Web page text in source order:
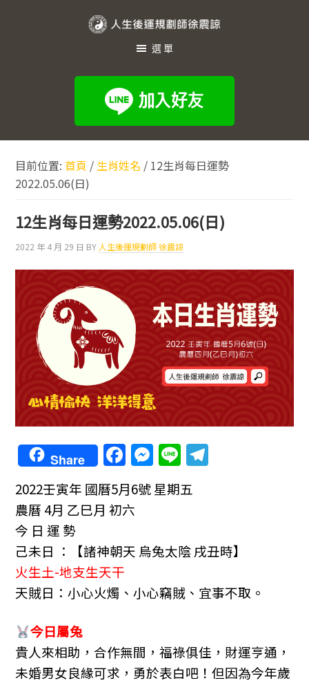
規
師
徐
震
諒
選單
目前位置:首頁 / 生肖姓名 / 12生肖每日運勢
2022.05.06(日)
12生肖每日運勢2022.05.06(日)
2022 年 4 月 29 日 BY 人生後運規劃師 徐震諒
Share F
a
c
e
b
o
o
k
M
e
ss
n
g
er
Li
n
e
a
m
2022壬寅年 國曆5月6號 星期五
農曆 4月 乙巳月 初六
今 日 運 勢
己未日 ：
【諸神朝天 烏兔太陰 戌丑時】
火生土-地支生天干
天賊日：小心火燭、小心竊賊、宜事不取。
今日屬兔
貴人來相助，合作無間，福祿俱佳，財運亨通，
未婚男女良緣可求，勇於表白吧！但因為今年歲